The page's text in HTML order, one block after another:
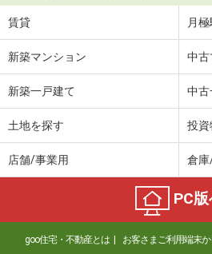
賃貸 月
新築マンション 中古
新築一戸建て 中古
土地を探す 投資
店舗/事業用 倉
PC
goo住宅・不動産とは お客さまご利用端末